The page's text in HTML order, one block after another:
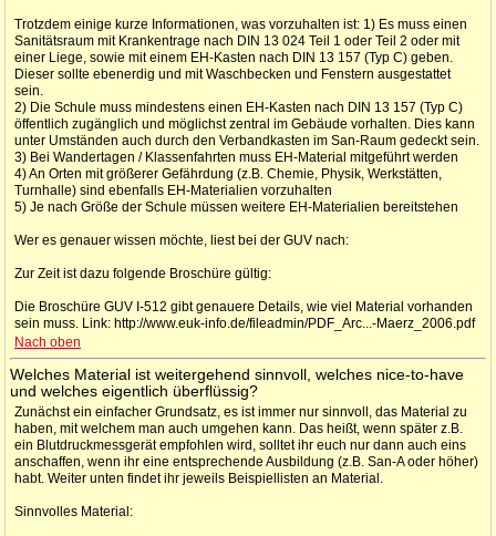
Trotzdem einige kurze Informationen, was vorzuhalten ist: 1) Es muss einen
Sanitätsraum mit Krankentrage nach DIN 13 024 Teil 1 oder Teil 2 oder mit
einer Liege, sowie mit einem EH-Kasten nach DIN 13 157 (Typ C) geben.
Dieser sollte ebenerdig und mit Waschbecken und Fenstern ausgestattet
sein.
2) Die Schule muss mindestens einen EH-Kasten nach DIN 13 157 (Typ C)
öffentlich zugänglich und möglichst zentral im Gebäude vorhalten. Dies kann
unter Umständen auch durch den Verbandkasten im San-Raum gedeckt sein.
3) Bei Wandertagen / Klassenfahrten muss EH-Material mitgeführt werden
4) An Orten mit größerer Gefährdung (z.B. Chemie, Physik, Werkstätten,
Turnhalle) sind ebenfalls EH-Materialien vorzuhalten
5) Je nach Größe der Schule müssen weitere EH-Materialien bereitstehen
Wer es genauer wissen möchte, liest bei der GUV nach:
Zur Zeit ist dazu folgende Broschüre gültig:
Die Broschüre GUV I-512 gibt genauere Details, wie viel Material vorhanden
sein muss. Link: http://www.euk-info.de/fileadmin/PDF_Arc...-Maerz_2006.pdf
Nach oben
Welches Material ist weitergehend sinnvoll, welches nice-to-have
und welches eigentlich überflüssig?
Zunächst ein einfacher Grundsatz, es ist immer nur sinnvoll, das Material zu
haben, mit welchem man auch umgehen kann. Das heißt, wenn später z.B.
ein Blutdruckmessgerät empfohlen wird, solltet ihr euch nur dann auch eins
anschaffen, wenn ihr eine entsprechende Ausbildung (z.B. San-A oder höher)
habt. Weiter unten findet ihr jeweils Beispiellisten an Material.
Sinnvolles Material: